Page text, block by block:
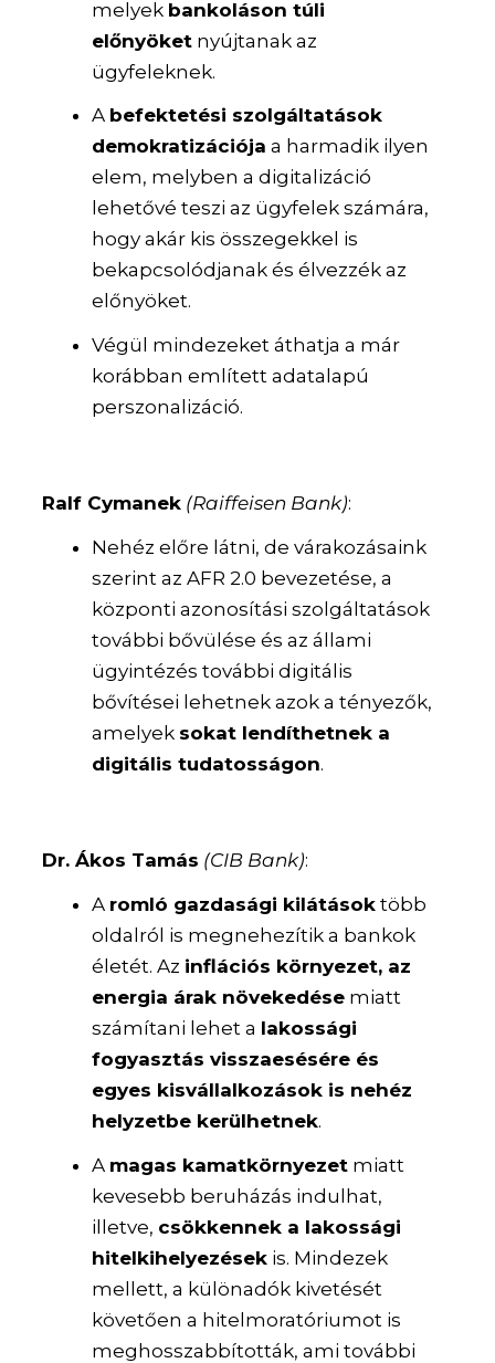
melyek bankoláson túli
előnyöket nyújtanak az
ügyfeleknek.
A befektetési szolgáltatások
demokratizációja a harmadik ilyen
elem, melyben a digitalizáció
lehetővé teszi az ügyfelek számára,
hogy akár kis összegekkel is
bekapcsolódjanak és élvezzék az
előnyöket.
Végül mindezeket áthatja a már
korábban említett adatalapú
perszonalizáció.
Ralf Cymanek (Raiffeisen Bank):
Nehéz előre látni, de várakozásaink
szerint az AFR 2.0 bevezetése, a
központi azonosítási szolgáltatások
további bővülése és az állami
ügyintézés további digitális
bővítései lehetnek azok a tényezők,
amelyek sokat lendíthetnek a
digitális tudatosságon.
Dr. Ákos Tamás (CIB Bank):
A romló gazdasági kilátások több
oldalról is megnehezítik a bankok
életét. Az inflációs környezet, az
energia árak növekedése miatt
számítani lehet a lakossági
fogyasztás visszaesésére és
egyes kisvállalkozások is nehéz
helyzetbe kerülhetnek.
A magas kamatkörnyezet miatt
kevesebb beruházás indulhat,
illetve, csökkennek a lakossági
hitelkihelyezések is. Mindezek
mellett, a különadók kivetését
követően a hitelmoratóriumot is
meghosszabbították, ami további